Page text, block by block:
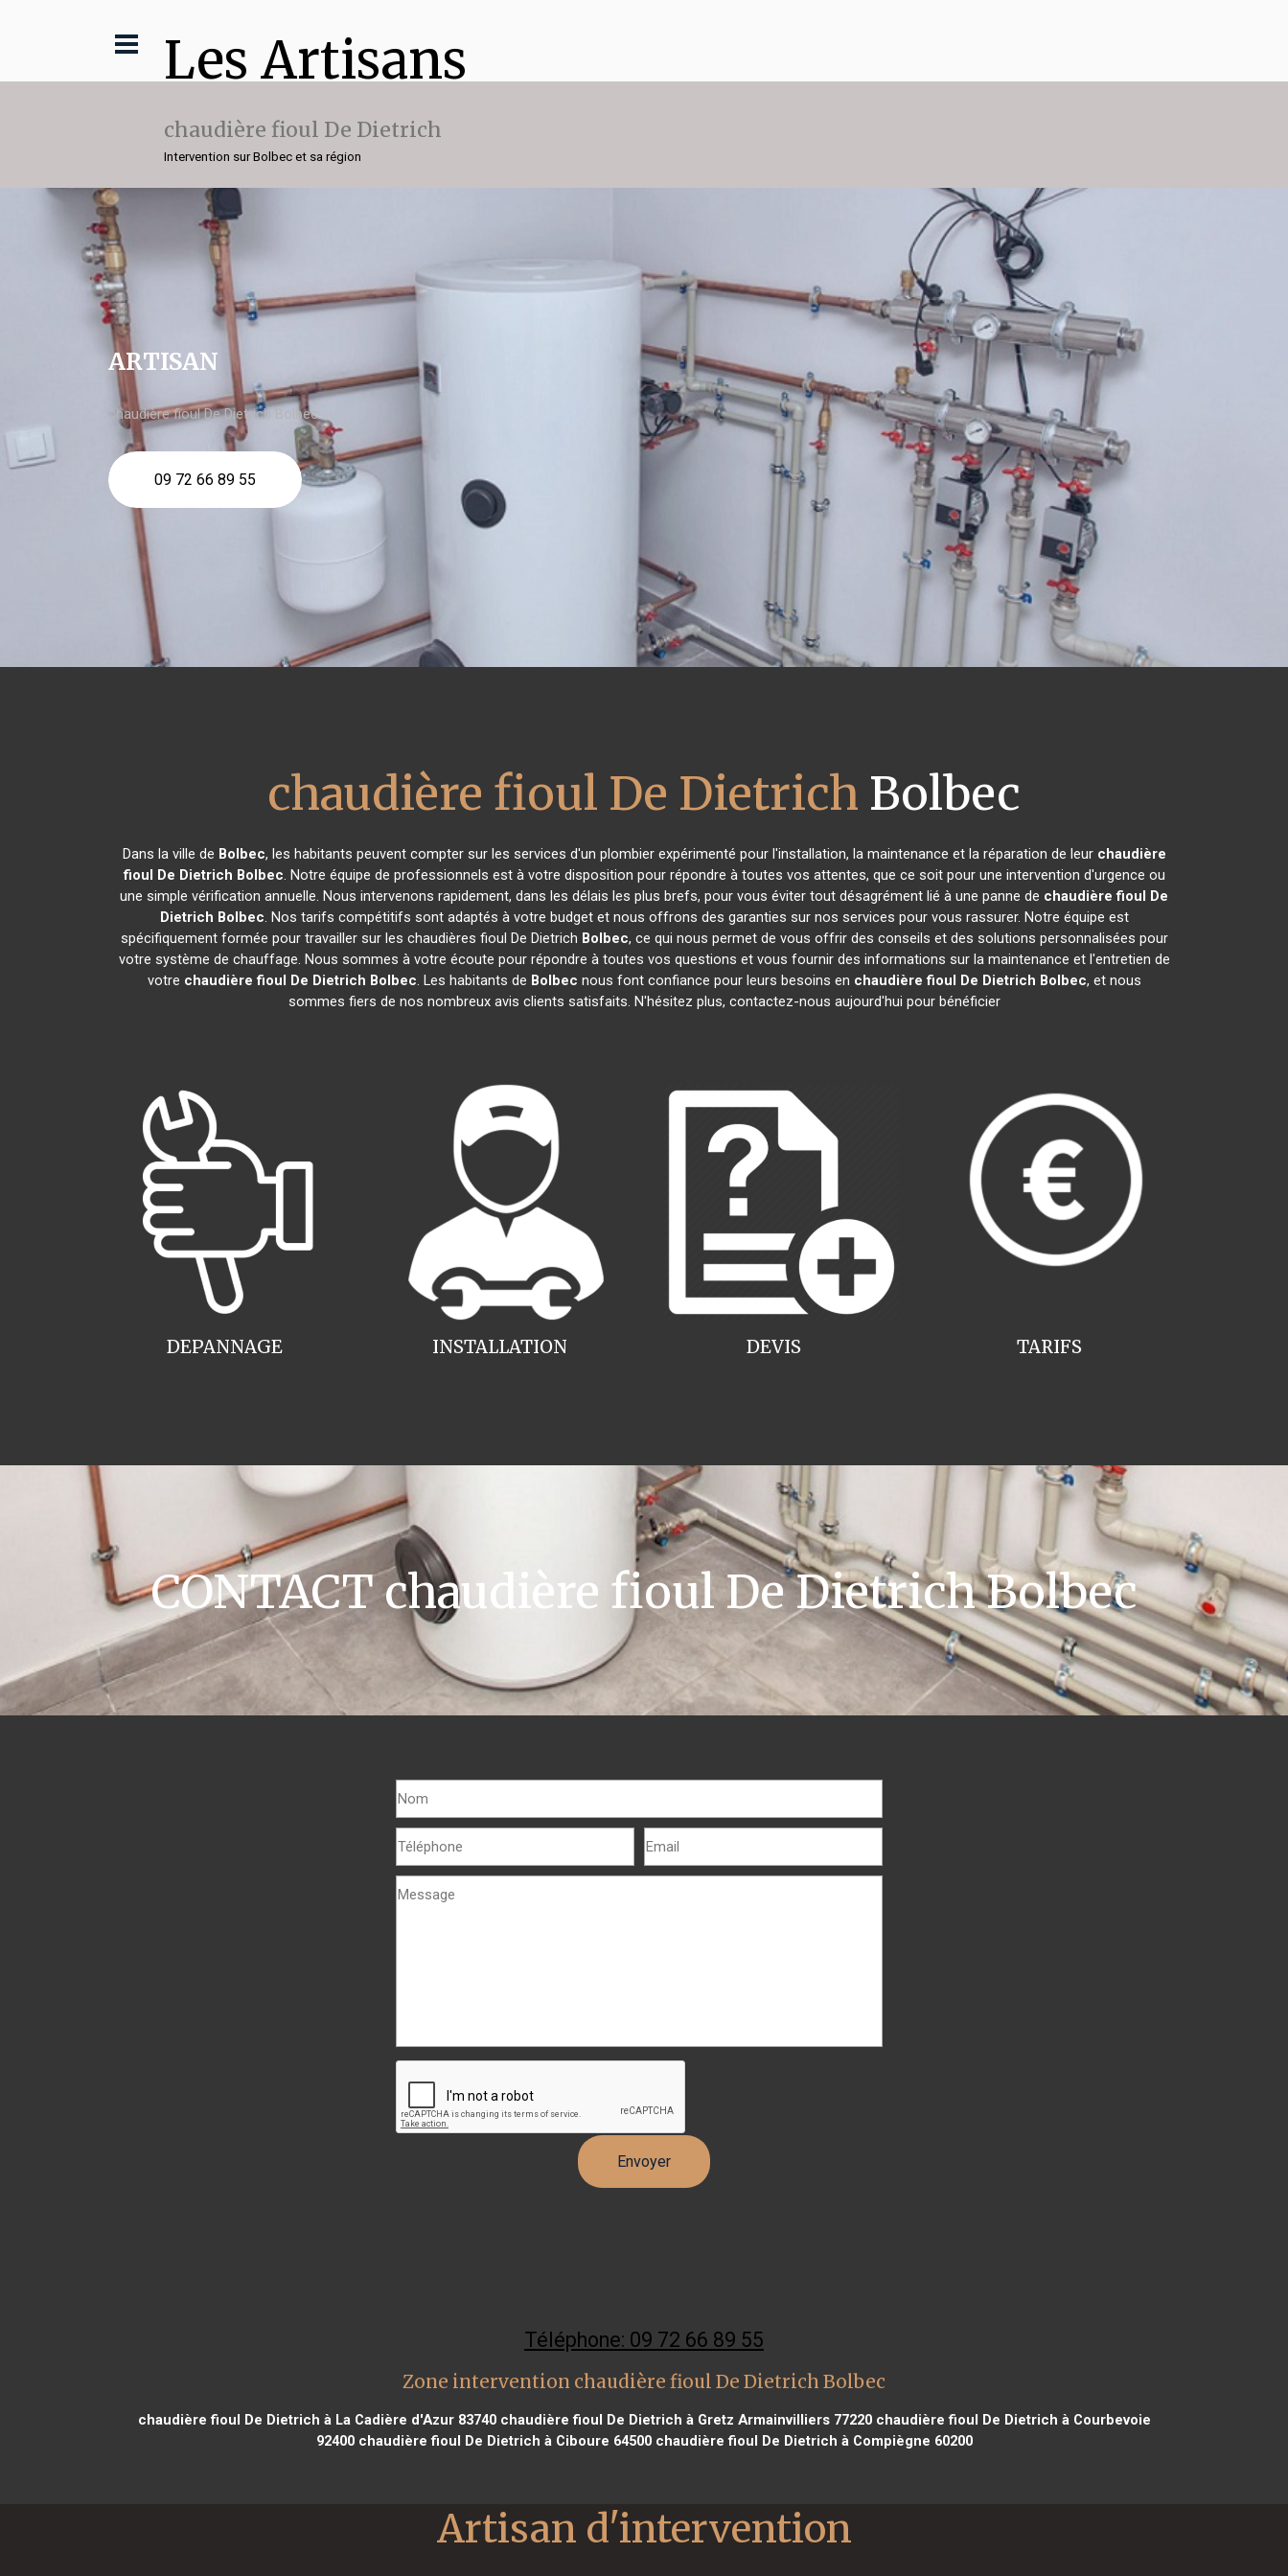
Les Artisans
chaudière fioul De Dietrich
Intervention sur Bolbec et sa région
ARTISAN
chaudière fioul De Dietrich Bolbec
09 72 66 89 55
chaudière fioul De Dietrich Bolbec
Dans la ville de Bolbec, les habitants peuvent compter sur les services d'un plombier expérimenté pour l'installation, la maintenance et la réparation de leur chaudière
fioul De Dietrich Bolbec. Notre équipe de professionnels est à votre disposition pour répondre à toutes vos attentes, que ce soit pour une intervention d'urgence ou
une simple vérification annuelle. Nous intervenons rapidement, dans les délais les plus brefs, pour vous éviter tout désagrément lié à une panne de chaudière fioul De
Dietrich Bolbec. Nos tarifs compétitifs sont adaptés à votre budget et nous offrons des garanties sur nos services pour vous rassurer. Notre équipe est
spécifiquement formée pour travailler sur les chaudières fioul De Dietrich Bolbec, ce qui nous permet de vous offrir des conseils et des solutions personnalisées pour
votre système de chauffage. Nous sommes à votre écoute pour répondre à toutes vos questions et vous fournir des informations sur la maintenance et l'entretien de
votre chaudière fioul De Dietrich Bolbec. Les habitants de Bolbec nous font confiance pour leurs besoins en chaudière fioul De Dietrich Bolbec, et nous
sommes fiers de nos nombreux avis clients satisfaits. N'hésitez plus, contactez-nous aujourd'hui pour bénéficier
INSTALLATION
DEPANNAGE TARIFS
DEVIS
CONTACT chaudière fioul De Dietrich Bolbec
Téléphone: 09 72 66 89 55
Zone intervention chaudière fioul De Dietrich Bolbec
chaudière fioul De Dietrich à La Cadière d'Azur 83740chaudière fioul De Dietrich à Gretz Armainvilliers 77220chaudière fioul De Dietrich à Courbevoie
92400chaudière fioul De Dietrich à Ciboure 64500chaudière fioul De Dietrich à Compiègne 60200
Artisan d'intervention